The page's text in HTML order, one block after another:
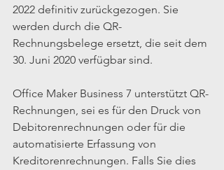
2022 definitiv zurückgezogen. Sie
werden durch die QR-
Rechnungsbelege ersetzt, die seit dem
30. Juni 2020 verfügbar sind.
Office Maker Business 7 unterstützt QR-
Rechnungen, sei es für den Druck von
Debitorenrechnungen oder für die
automatisierte Erfassung von
Kreditorenrechnungen. Falls Sie dies